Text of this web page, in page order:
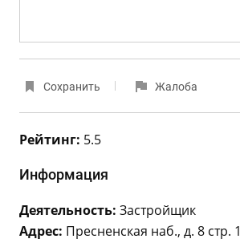
Сохранить Жалоба
Рейтинг: 5.5
Информация
Деятельность: Застройщик
Адрес: Пресненская наб., д. 8 стр. 1